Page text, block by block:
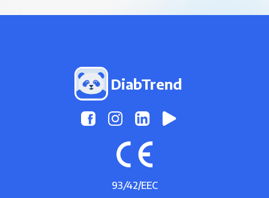
DiabTrend
93/42/EEC